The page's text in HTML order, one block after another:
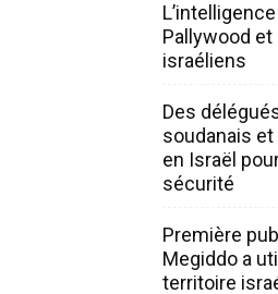
Pallywood
israéliens
Des
soudanais
en Israël
sécurité
Première
Megiddo a
territoire